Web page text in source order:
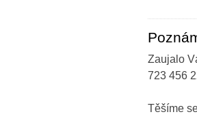
Zaujalo
723 456
Těšíme